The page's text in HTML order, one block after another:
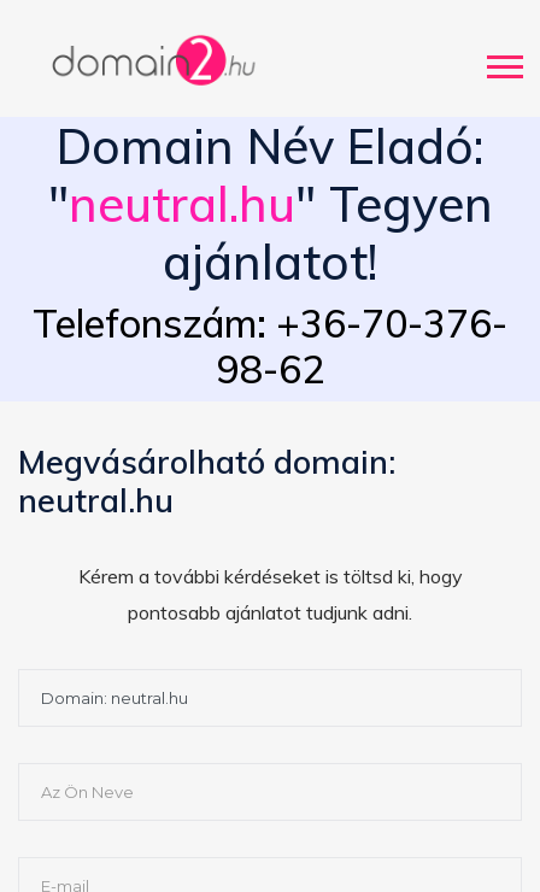
Domain Név Eladó:
"neutral.hu" Tegyen
ajánlatot!
Telefonszám: +36-70-376-
98-62
Megvásárolható domain:
neutral.hu
Kérem a további kérdéseket is töltsd ki, hogy
pontosabb ajánlatot tudjunk adni.